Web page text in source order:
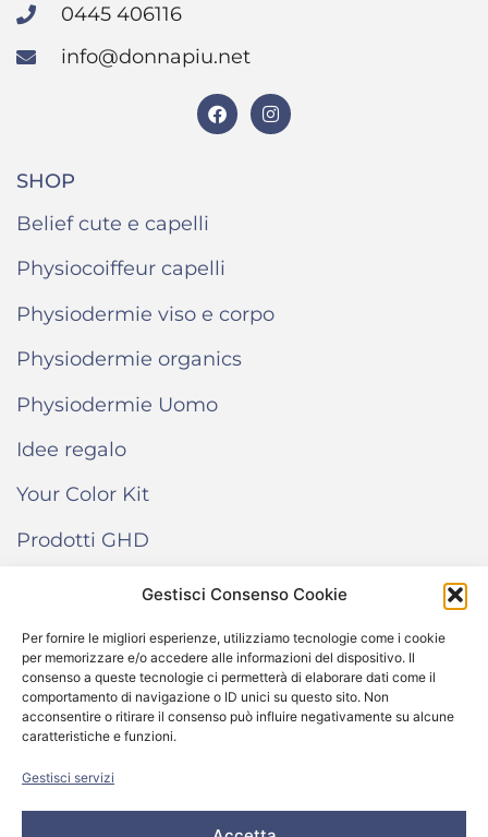
Gestisci Consenso Cookie
Per fornire le migliori esperienze, utilizziamo tecnologie come i cookie
per memorizzare e/o accedere alle informazioni del dispositivo. Il
consenso a queste tecnologie ci permetterà di elaborare dati come il
comportamento di navigazione o ID unici su questo sito. Non
acconsentire o ritirare il consenso può influire negativamente su alcune
caratteristiche e funzioni.
Gestisci servizi
0445 406116
info@donnapiu.net
SHOP
Belief cute e capelli
Physiocoiffeur capelli
Physiodermie viso e corpo
Physiodermie organics
Physiodermie Uomo
Idee regalo
Your Color Kit
Prodotti GHD
Termini e condizioni di vendita
Cookie Policy